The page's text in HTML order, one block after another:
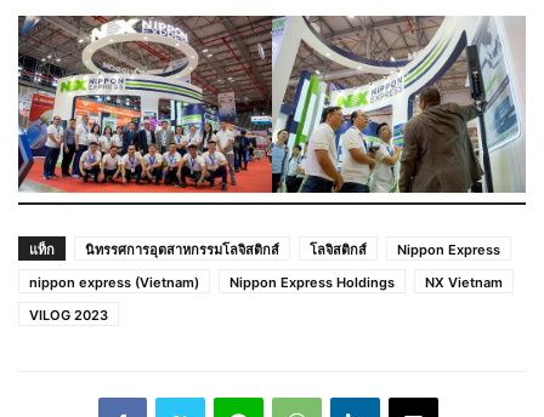
แท็ก นิทรรศการอุตสาหกรรมโลจิสติกส์ โลจิสติกส์
Nippon Express
nippon express (Vietnam)
Nippon Express Holdings
NX Vietnam
VILOG 2023